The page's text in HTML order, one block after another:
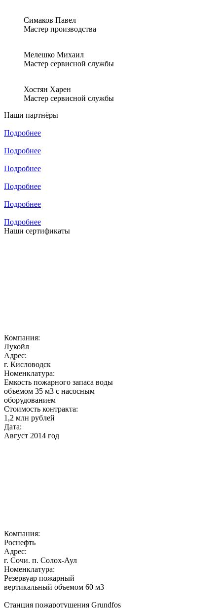
Симаков Павел
Мастер производства
Мелешко Михаил
Мастер сервисной службы
Хостян Харен
Мастер сервисной службы
Наши партнёры
Подробнее
Подробнее
Подробнее
Подробнее
Подробнее
Подробнее
Наши сертификаты
Компания:
Лукойл
Адрес:
г. Кисловодск
Номенклатура:
Емкость пожарного запаса воды
объемом 35 м3 с насосным
оборудованием
Стоимость контракта:
1,2 млн рублей
Дата:
Август 2014 год
Компания:
Роснефть
Адрес:
г. Сочи. п. Солох-Аул
Номенклатура:
Резервуар пожарный
вертикальный объемом 60 м3
Станция пожаротушения Grundfos